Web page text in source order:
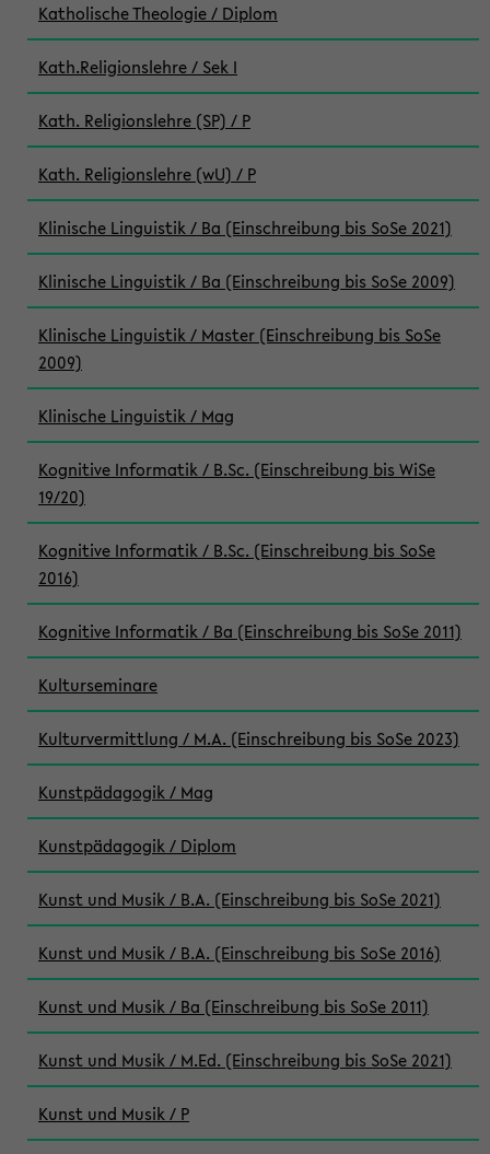
Katholische Theologie / Diplom
Kath.Religionslehre / Sek I
Kath. Religionslehre (SP) / P
Kath. Religionslehre (wU) / P
Klinische Linguistik / Ba (Einschreibung bis SoSe 2021)
Klinische Linguistik / Ba (Einschreibung bis SoSe 2009)
Klinische Linguistik / Master (Einschreibung bis SoSe
2009)
Klinische Linguistik / Mag
Kognitive Informatik / B.Sc. (Einschreibung bis WiSe
19/20)
Kognitive Informatik / B.Sc. (Einschreibung bis SoSe
2016)
Kognitive Informatik / Ba (Einschreibung bis SoSe 2011)
Kulturseminare
Kulturvermittlung / M.A. (Einschreibung bis SoSe 2023)
Kunstpädagogik / Mag
Kunstpädagogik / Diplom
Kunst und Musik / B.A. (Einschreibung bis SoSe 2021)
Kunst und Musik / B.A. (Einschreibung bis SoSe 2016)
Kunst und Musik / Ba (Einschreibung bis SoSe 2011)
Kunst und Musik / M.Ed. (Einschreibung bis SoSe 2021)
Kunst und Musik / P